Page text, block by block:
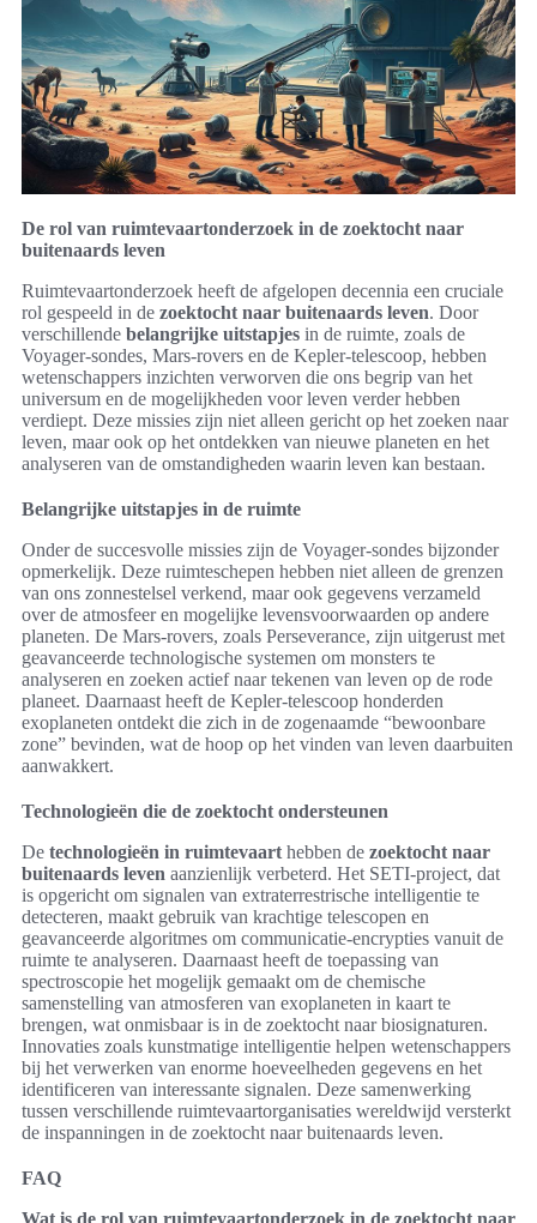
De rol van ruimtevaartonderzoek in de zoektocht naar
buitenaards leven
Ruimtevaartonderzoek heeft de afgelopen decennia een cruciale
rol gespeeld in de zoektocht naar buitenaards leven. Door
verschillende belangrijke uitstapjes in de ruimte, zoals de
Voyager-sondes, Mars-rovers en de Kepler-telescoop, hebben
wetenschappers inzichten verworven die ons begrip van het
universum en de mogelijkheden voor leven verder hebben
verdiept. Deze missies zijn niet alleen gericht op het zoeken naar
leven, maar ook op het ontdekken van nieuwe planeten en het
analyseren van de omstandigheden waarin leven kan bestaan.
Belangrijke uitstapjes in de ruimte
Onder de succesvolle missies zijn de Voyager-sondes bijzonder
opmerkelijk. Deze ruimteschepen hebben niet alleen de grenzen
van ons zonnestelsel verkend, maar ook gegevens verzameld
over de atmosfeer en mogelijke levensvoorwaarden op andere
planeten. De Mars-rovers, zoals Perseverance, zijn uitgerust met
geavanceerde technologische systemen om monsters te
analyseren en zoeken actief naar tekenen van leven op de rode
planeet. Daarnaast heeft de Kepler-telescoop honderden
exoplaneten ontdekt die zich in de zogenaamde “bewoonbare
zone” bevinden, wat de hoop op het vinden van leven daarbuiten
aanwakkert.
Technologieën die de zoektocht ondersteunen
De technologieën in ruimtevaart hebben de zoektocht naar
buitenaards leven aanzienlijk verbeterd. Het SETI-project, dat
is opgericht om signalen van extraterrestrische intelligentie te
detecteren, maakt gebruik van krachtige telescopen en
geavanceerde algoritmes om communicatie-encrypties vanuit de
ruimte te analyseren. Daarnaast heeft de toepassing van
spectroscopie het mogelijk gemaakt om de chemische
samenstelling van atmosferen van exoplaneten in kaart te
brengen, wat onmisbaar is in de zoektocht naar biosignaturen.
Innovaties zoals kunstmatige intelligentie helpen wetenschappers
bij het verwerken van enorme hoeveelheden gegevens en het
identificeren van interessante signalen. Deze samenwerking
tussen verschillende ruimtevaartorganisaties wereldwijd versterkt
de inspanningen in de zoektocht naar buitenaards leven.
FAQ